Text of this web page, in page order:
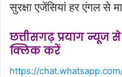
सुरक्षा एजेंसियां हर एंगल से
छत्तीसगढ़ प्रयाग
क्लिक करें
https://